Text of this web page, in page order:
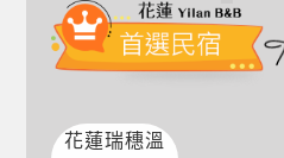
花蓮瑞穗溫